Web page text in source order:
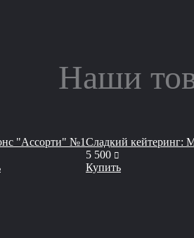
Наши
"Ассорти" №1Сладкий кейтеринг:
5 500 руб
Купить